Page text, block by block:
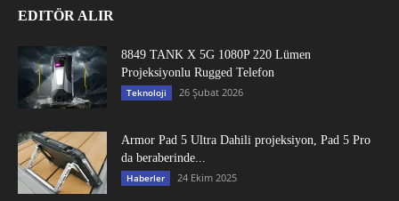
EDITÖR ALIR
8849 TANK X 5G 1080P 220 Lümen
Projeksiyonlu Rugged Telefon
Teknoloji 26 Şubat 2026
Armor Pad 5 Ultra Dahili projeksiyon, Pad 5 Pro
da beraberinde...
Haberler 24 Ekim 2025